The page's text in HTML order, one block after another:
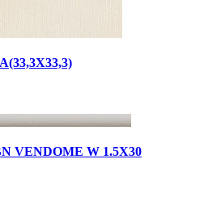
VENDOME W 1.5X30